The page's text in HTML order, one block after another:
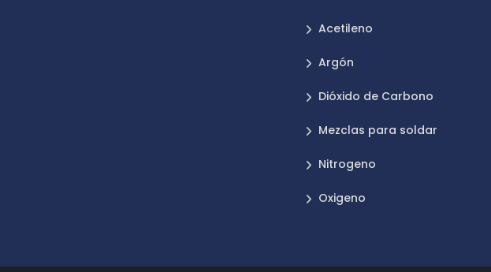
Acetileno
Argón
Dióxido de Carbono
Mezclas para soldar
Nitrogeno
Oxigeno